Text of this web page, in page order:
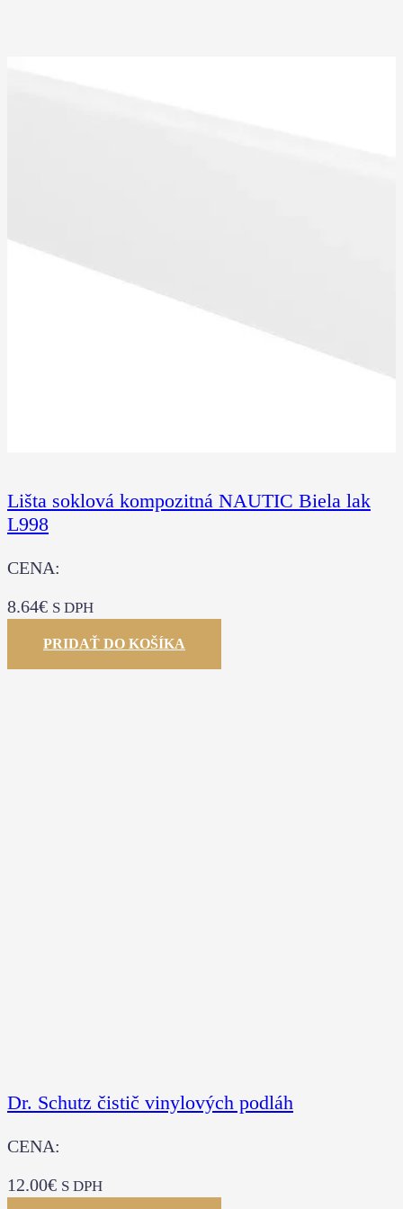
Lišta soklová kompozitná NAUTIC Biela lak
L998
CENA:
8.64€ S DPH
PRIDAŤ DO KOŠÍKA
Dr. Schutz čistič vinylových podláh
CENA:
12.00€ S DPH